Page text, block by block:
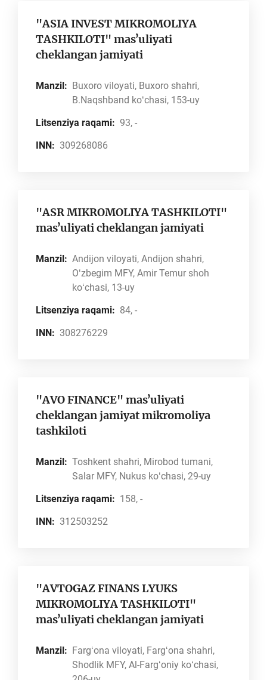
"ASIA INVEST MIKROMOLIYA
TASHKILOTI" masʼuliyati
cheklangan jamiyati
Manzil: Buxoro viloyati, Buxoro shahri,
B.Naqshband koʻchasi, 153-uy
Litsenziya raqami: 93, -
INN: 309268086
"ASR MIKROMOLIYA TASHKILOTI"
masʼuliyati cheklangan jamiyati
Manzil: Andijon viloyati, Andijon shahri,
Oʻzbegim MFY, Amir Temur shoh
koʻchasi, 13-uy
Litsenziya raqami: 84, -
INN: 308276229
"AVO FINANCE" masʼuliyati
cheklangan jamiyat mikromoliya
tashkiloti
Manzil: Toshkent shahri, Mirobod tumani,
Salar MFY, Nukus koʻchasi, 29-uy
Litsenziya raqami: 158, -
INN: 312503252
"AVTOGAZ FINANS LYUKS
MIKROMOLIYA TASHKILOTI"
masʼuliyati cheklangan jamiyati
Manzil: Fargʻona viloyati, Fargʻona shahri,
Shodlik MFY, Al-Fargʻoniy koʻchasi,